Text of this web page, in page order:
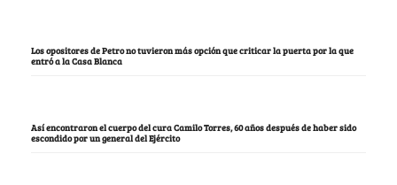
Los opositores de Petro no tuvieron más opción que criticar la puerta por la que
entró a la Casa Blanca
Así encontraron el cuerpo del cura Camilo Torres, 60 años después de haber sido
escondido por un general del Ejército